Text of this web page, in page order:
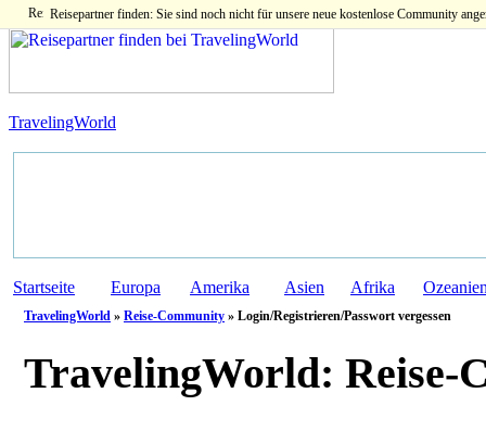
Reisepartner finden: Sie sind noch nicht für unsere neue kostenlose Community
TravelingWorld
Startseite Europa Amerika Asien Afrika
TravelingWorld » Reise-Community » Login/Registrieren/Passwort vergessen
TravelingWorld: Reise-